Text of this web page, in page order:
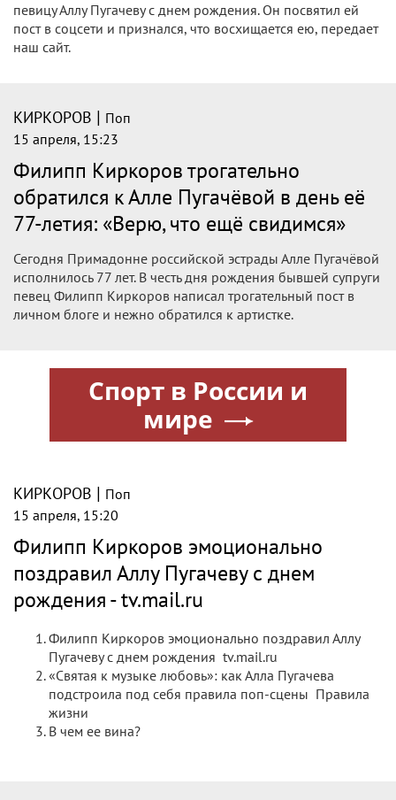
15 апреля, 16:45
«Филиппа я люблю»: Бузова рассказала
певица.
КИРКОРОВ|Поп
15 апреля, 16:45
«Филиппа я люблю»: Бузова рассказала
про отношениях с Киркоровым
Они очень схожи между собой энергией и вайбом, считает
певица.
КИРКОРОВ| Поп
«Великая певица, великая женщина»:
строки Пугачевой
Филипп Киркоров тепло поздравил бывшую супругу,
певицу Аллу Пугачеву с днем рождения. Он посвятил ей
пост в соцсети и признался, что восхищается ею, передает
КИРКОРОВ|Поп
15 апреля, 15:23
Филипп Киркоров трогательно
обратился к Алле Пугачёвой в день её